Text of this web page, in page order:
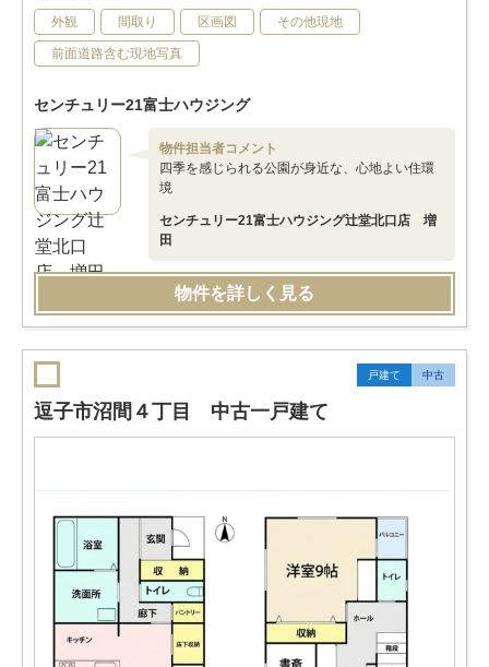
外観 間取り 区画図 その他現地
前面道路含む現地写真
センチュリー21富士ハウジング
物件担当者コメント
四季を感じられる公園が身近な、心地よい住環
境
センチュリー21富士ハウジング辻堂北口店 増
田
物件を詳しく見る
戸建て 中古
逗子市沼間４丁目 中古一戸建て